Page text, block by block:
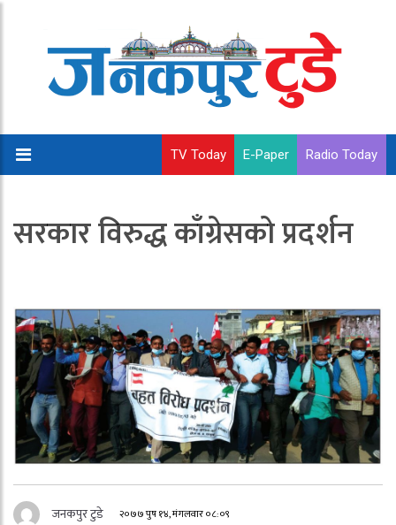
TV Today E-Paper Radio Today
सरकार विरुद्ध काँग्रेसको प्रदर्शन
जनकपुर टुडे २०७७ पुष १४, मंगलवार ०८:०९